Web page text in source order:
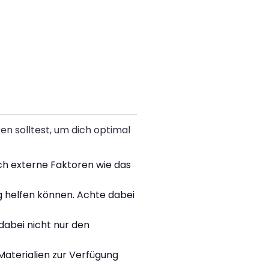
solltest, um dich optimal
externe Faktoren wie das
helfen können. Achte dabei
nicht nur den
zur Verfügung